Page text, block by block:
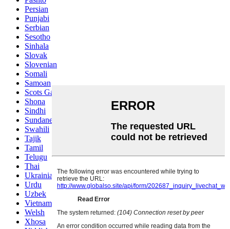
Persian
Punjabi
Serbian
Sesotho
Sinhala
Slovak
Slovenian
Somali
Samoan
Scots Gaelic
Shona
Sindhi
Sundanese
Swahili
Tajik
Tamil
Telugu
Thai
Ukrainian
Urdu
Uzbek
Vietnamese
Welsh
Xhosa